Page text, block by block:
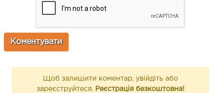
Щоб залишити коментар, увійдіть або
зареєструйтеся. Реєстрація безкоштовна!